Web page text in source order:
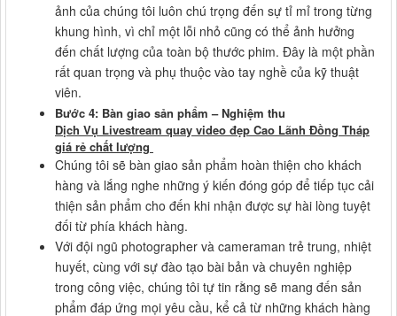
ảnh của chúng tôi luôn chú trọng đến sự tỉ mỉ trong từng
khung hình, vì chỉ một lỗi nhỏ cũng có thể ảnh hưởng
đến chất lượng của toàn bộ thước phim. Đây là một phần
rất quan trọng và phụ thuộc vào tay nghề của kỹ thuật
viên.
Bước 4: Bàn giao sản phẩm – Nghiệm thu
Dịch Vụ Livestream quay video đẹp Cao Lãnh Đồng Tháp
giá rẻ chất lượng
Chúng tôi sẽ bàn giao sản phẩm hoàn thiện cho khách
hàng và lắng nghe những ý kiến đóng góp để tiếp tục cải
thiện sản phẩm cho đến khi nhận được sự hài lòng tuyệt
đối từ phía khách hàng.
Với đội ngũ photographer và cameraman trẻ trung, nhiệt
huyết, cùng với sự đào tạo bài bản và chuyên nghiệp
trong công việc, chúng tôi tự tin rằng sẽ mang đến sản
phẩm đáp ứng mọi yêu cầu, kể cả từ những khách hàng